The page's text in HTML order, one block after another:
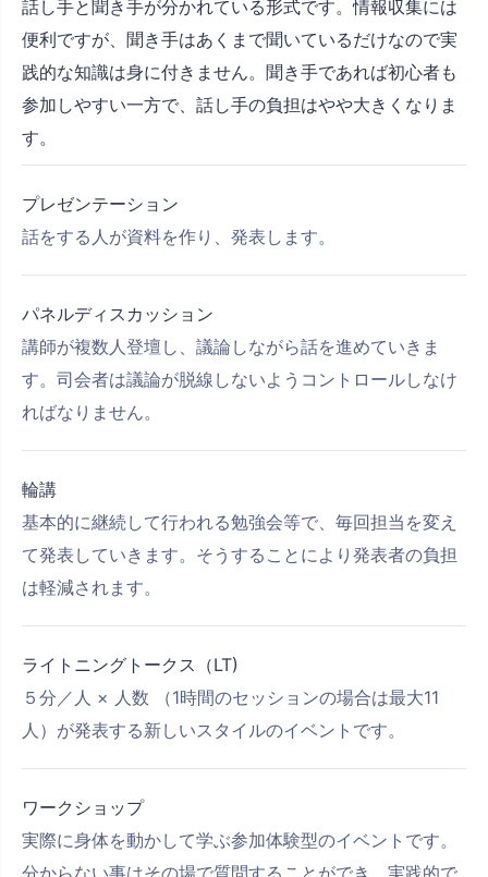
話し手と聞き手が分かれている形式です。情報収集には
便利ですが、聞き手はあくまで聞いているだけなので実
践的な知識は身に付きません。聞き手であれば初心者も
参加しやすい一方で、話し手の負担はやや大きくなりま
す。
プレゼンテーション
話をする人が資料を作り、発表します。
パネルディスカッション
講師が複数人登壇し、議論しながら話を進めていきま
す。司会者は議論が脱線しないようコントロールしなけ
ればなりません。
輪講
基本的に継続して行われる勉強会等で、毎回担当を変え
て発表していきます。そうすることにより発表者の負担
は軽減されます。
ライトニングトークス（LT)
５分／人 × 人数 （1時間のセッションの場合は最大11
人）が発表する新しいスタイルのイベントです。
ワークショップ
実際に身体を動かして学ぶ参加体験型のイベントです。